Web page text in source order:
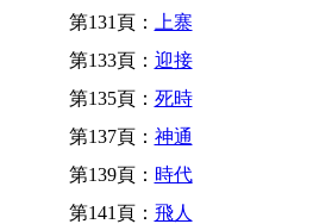
第131頁：
上寨
第133頁： 迎接
第135頁： 死時
第137頁： 神通
第139頁： 時代
第141頁： 飛人